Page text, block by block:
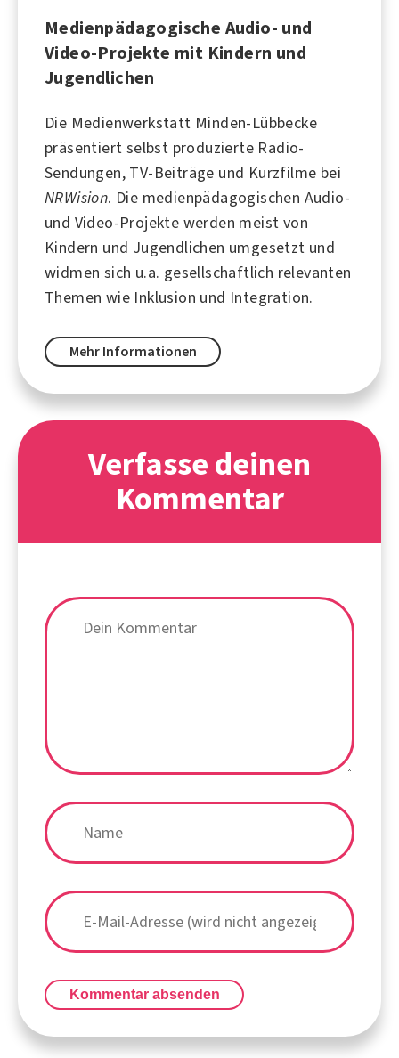
Medienpädagogische Audio- und
Video-Projekte mit Kindern und
Jugendlichen
Die Medienwerkstatt Minden-Lübbecke
präsentiert selbst produzierte Radio-
Sendungen, TV-Beiträge und Kurzfilme bei
NRWision. Die medienpädagogischen Audio-
und Video-Projekte werden meist von
Kindern und Jugendlichen umgesetzt und
widmen sich u.a. gesellschaftlich relevanten
Themen wie Inklusion und Integration.
Mehr Informationen
Verfasse deinen
Kommentar
Kommentar absenden